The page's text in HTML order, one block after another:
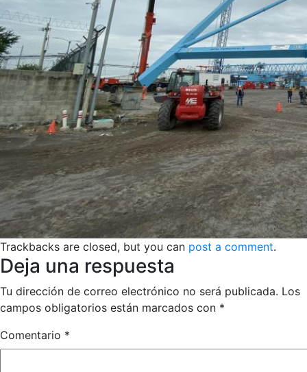
Trackbacks are closed, but you can post a comment.
Deja una respuesta
Tu dirección de correo electrónico no será publicada. Los
campos obligatorios están marcados con *
Comentario *